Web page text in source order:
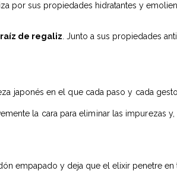
por sus propiedades hidratantes y
raíz de regaliz . Junto a sus propiedades
japonés en el que cada paso y cada
la cara para eliminar las impurezas y,
empapado y deja que el elixir penetre en